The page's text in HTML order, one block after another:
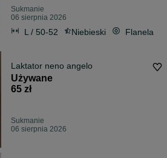
Sukmanie
06 sierpnia 2026
L / 50-52 Niebieski Flanela
Laktator neno angelo
Używane
65 zł
Sukmanie
06 sierpnia 2026